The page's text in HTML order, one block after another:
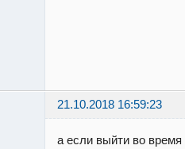
21.10.2018 16:59:23
а если выйти во время